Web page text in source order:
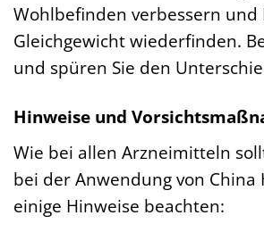
Wohlbefinden verbessern
Gleichgewicht wiederfinden.
und spüren Sie den
Hinweise und
Wie bei allen Arzneimitteln
bei der Anwendung von China
einige Hinweise beachten: